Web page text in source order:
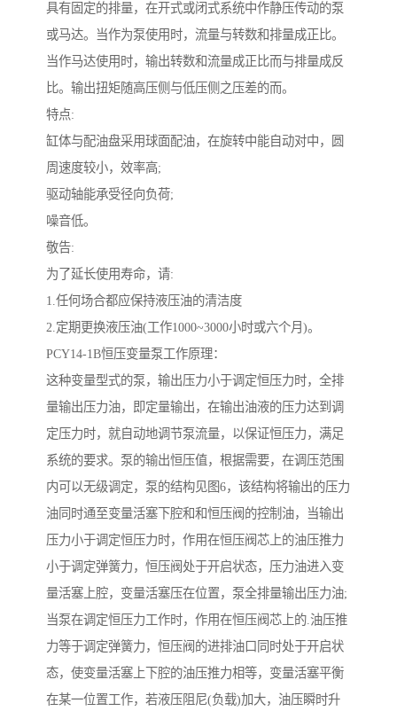
具有固定的排量，在开式或闭式系统中作静压传动的泵
或马达。当作为泵使用时，流量与转数和排量成正比。
当作马达使用时，输出转数和流量成正比而与排量成反
比。输出扭矩随高压侧与低压侧之压差的而。
特点:
缸体与配油盘采用球面配油，在旋转中能自动对中，圆
周速度较小，效率高;
驱动轴能承受径向负荷;
噪音低。
敬告:
为了延长使用寿命，请:
1.任何场合都应保持液压油的清洁度
2.定期更换液压油(工作1000~3000小时或六个月)。
PCY14-1B恒压变量泵工作原理：
这种变量型式的泵，输出压力小于调定恒压力时，全排
量输出压力油，即定量输出，在输出油液的压力达到调
定压力时，就自动地调节泵流量，以保证恒压力，满足
系统的要求。泵的输出恒压值，根据需要，在调压范围
内可以无级调定，泵的结构见图6，该结构将输出的压力
油同时通至变量活塞下腔和和恒压阀的控制油，当输出
压力小于调定恒压力时，作用在恒压阀芯上的油压推力
小于调定弹簧力，恒压阀处于开启状态，压力油进入变
量活塞上腔，变量活塞压在位置，泵全排量输出压力油;
当泵在调定恒压力工作时，作用在恒压阀芯上的.油压推
力等于调定弹簧力，恒压阀的进排油口同时处于开启状
态，使变量活塞上下腔的油压推力相等，变量活塞平衡
在某一位置工作，若液压阻尼(负载)加大，油压瞬时升